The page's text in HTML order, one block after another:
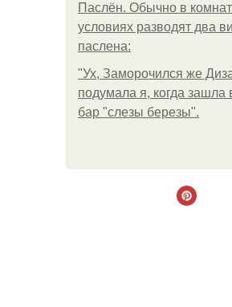
Паслён. Обычно в
условиях разводят два
паслена:
"Ух, Заморочился же
подумала я, когда зашла
бар "слезы березы".